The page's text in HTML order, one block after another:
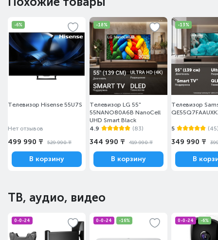
-6%
Телевизор Hisense 55U7S
Нет отзывов
499 990 ₸ 529 990 ₸
В корзину
-18%
Телевизор LG 55"
55NANO80A6B NanoCell
UHD Smart Black
4.9
(83)
344 990 ₸ 419 990 ₸
В корзину
-13%
Телевизор
5
349 990 ₸
В
ТВ, аудио, видео
0-0-24 0-0-24 -16% 0-0-24 -6%